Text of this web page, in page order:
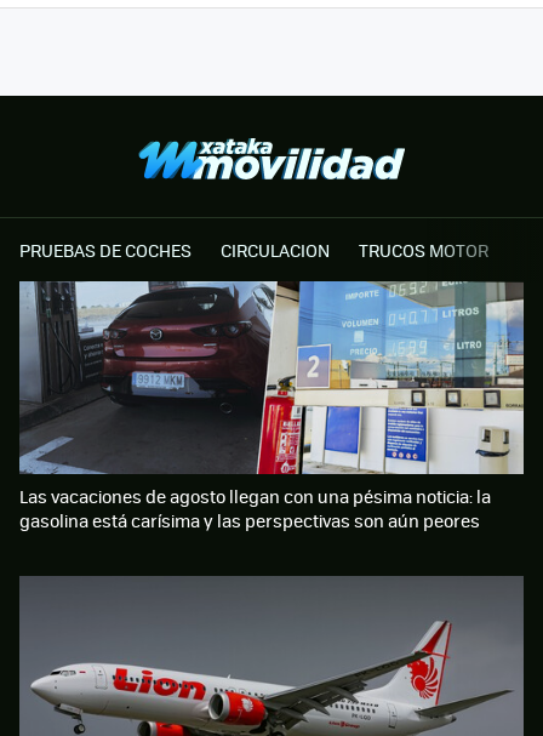
PRUEBAS DE COCHES CIRCULACION TRUCOS MOTOR
Las vacaciones de agosto llegan con una pésima noticia: la
gasolina está carísima y las perspectivas son aún peores